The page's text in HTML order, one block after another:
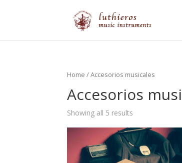
Home / Accesorios musicales
Accesorios
Showing all 5 results